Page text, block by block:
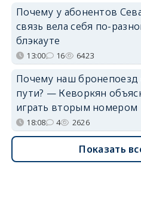
Почему у абонентов
связь вела себя по-
блэкауте
13:00 16 6423
Почему наш бронепоезд
пути? — Кеворкян
играть вторым номером
18:08 4 2626
Показать